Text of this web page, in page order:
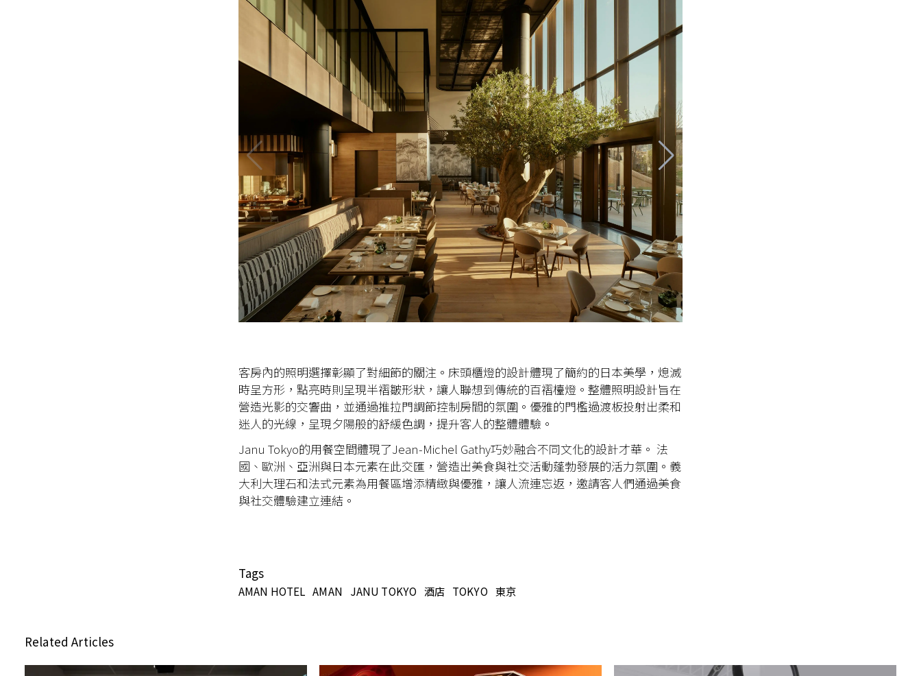
客房內的照明選擇彰顯了對細節的關注。床頭櫃燈的設計體現了簡約的日本美學，熄滅
時呈方形，點亮時則呈現半褶皺形狀，讓人聯想到傳統的百褶檯燈。整體照明設計旨在
營造光影的交響曲，並通過推拉門調節控制房間的氛圍。優雅的門檻過渡板投射出柔和
迷人的光線，呈現夕陽般的舒緩色調，提升客人的整體體驗。
Janu Tokyo的用餐空間體現了Jean-Michel Gathy巧妙融合不同文化的設計才華。 法
國、歐洲、亞洲與日本元素在此交匯，營造出美食與社交活動蓬勃發展的活力氛圍。義
大利大理石和法式元素為用餐區增添精緻與優雅，讓人流連忘返，邀請客人們通過美食
與社交體驗建立連結。
Tags
AMAN HOTEL AMAN JANU TOKYO 酒店 TOKYO 東京
Related Articles